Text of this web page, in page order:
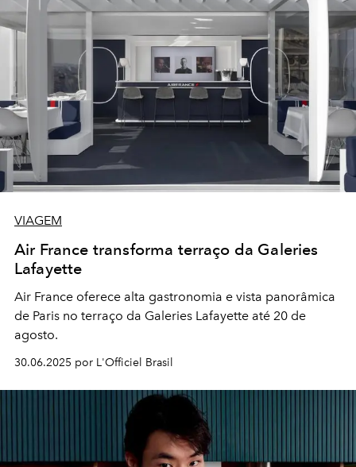
VIAGEM
Air France transforma terraço da Galeries
Lafayette
Air France oferece alta gastronomia e vista panorâmica
de Paris no terraço da Galeries Lafayette até 20 de
agosto.
30.06.2025 por L'Officiel Brasil